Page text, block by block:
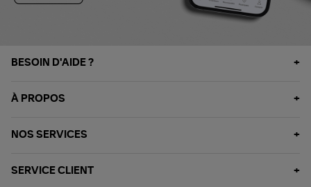
BESOIN D'AIDE ?
À PROPOS
NOS SERVICES
SERVICE CLIENT